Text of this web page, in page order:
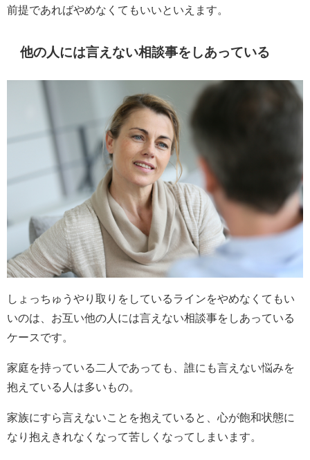
前提であればやめなくてもいいといえます。
他の人には言えない相談事をしあっている
しょっちゅうやり取りをしているラインをやめなくてもい
いのは、お互い他の人には言えない相談事をしあっている
ケースです。
家庭を持っている二人であっても、誰にも言えない悩みを
抱えている人は多いもの。
家族にすら言えないことを抱えていると、心が飽和状態に
なり抱えきれなくなって苦しくなってしまいます。